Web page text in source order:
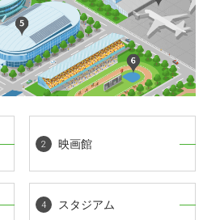
映画館
スタジアム